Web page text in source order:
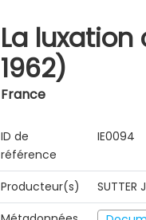
La luxation
1962)
France
ID de
référence
IE0094
Producteur(s)
SUTTER